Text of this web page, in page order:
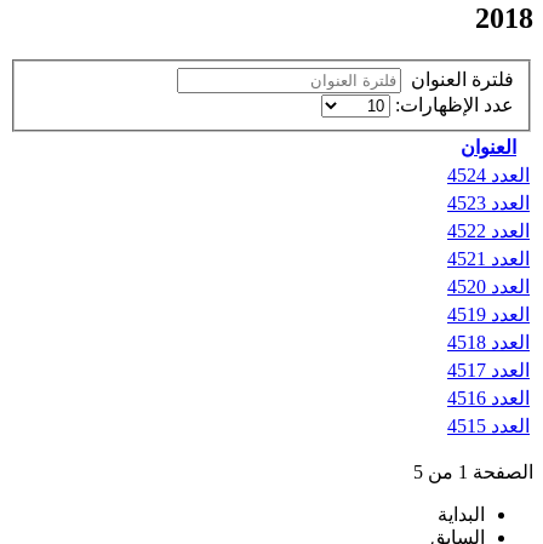
2018
فلترة العنوان
عدد الإظهارات:
العنوان
العدد 4524
العدد 4523
العدد 4522
العدد 4521
العدد 4520
العدد 4519
العدد 4518
العدد 4517
العدد 4516
العدد 4515
الصفحة 1 من 5
البداية
السابق